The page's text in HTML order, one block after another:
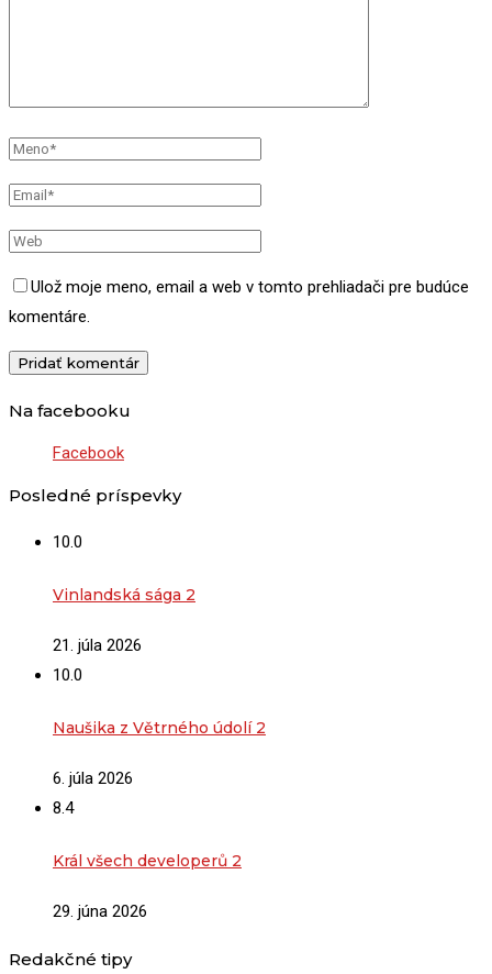
Ulož moje meno, email a web v tomto prehliadači pre budúce
komentáre.
Na facebooku
Facebook
Posledné príspevky
10.0
Vinlandská sága 2
21. júla 2026
10.0
Naušika z Větrného údolí 2
6. júla 2026
8.4
Král všech developerů 2
29. júna 2026
Redakčné tipy